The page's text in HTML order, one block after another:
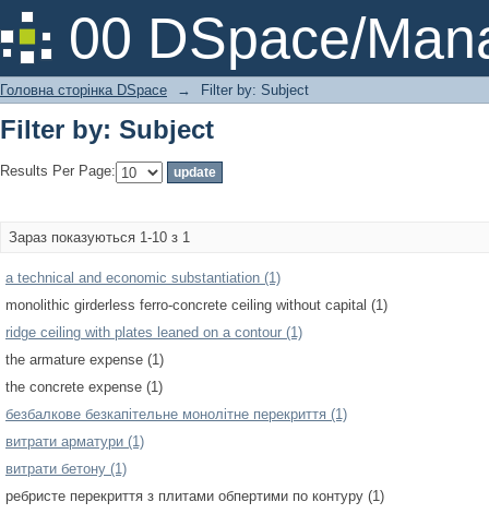
00 DSpace/
Filter by: Subject
Головна сторінка DSpace → Filter by: Subject
Filter by: Subject
Results Per Page:
Зараз показуються 1-10 з 1
a technical and economic substantiation (1)
monolithic girderless ferro-concrete ceiling without capital (1)
ridge ceiling with plates leaned on a contour (1)
the armature expense (1)
the concrete expense (1)
безбалкове безкапітельне монолітне перекриття (1)
витрати арматури (1)
витрати бетону (1)
ребристе перекриття з плитами обпертими по контуру (1)